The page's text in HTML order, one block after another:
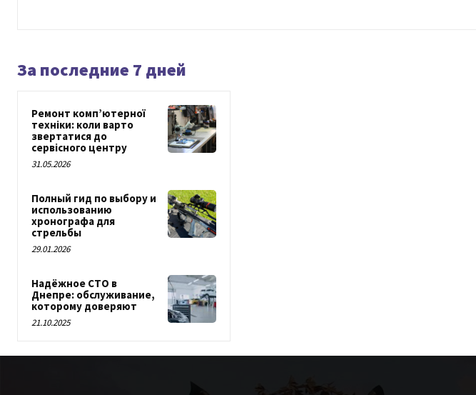
За последние 7 дней
Ремонт комп’ютерної
техніки: коли варто
звертатися до
сервісного центру
31.05.2026
Полный гид по выбору и
использованию
хронографа для
стрельбы
29.01.2026
Надёжное СТО в
Днепре: обслуживание,
которому доверяют
21.10.2025